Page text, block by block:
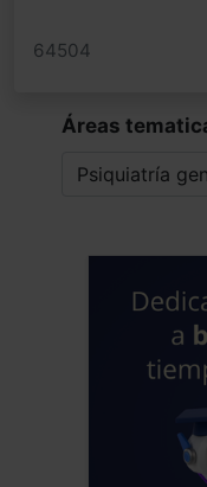
64504
Áreas